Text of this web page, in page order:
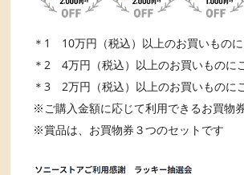
＊1 10万円（税込）以上のお買いもの
＊2 4万円（税込）以上のお買いものに
＊3 2万円（税込）以上のお買いものに
※ご購入金額に応じて利用できるお買物
※賞品は、お買物券３つのセットです